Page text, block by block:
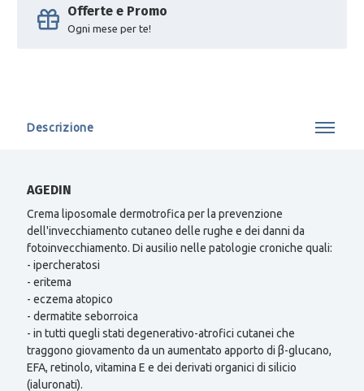
Offerte e Promo
Ogni mese per te!
Descrizione
AGEDIN
Crema liposomale dermotrofica per la prevenzione
dell'invecchiamento cutaneo delle rughe e dei danni da
fotoinvecchiamento. Di ausilio nelle patologie croniche quali:
- ipercheratosi
- eritema
- eczema atopico
- dermatite seborroica
- in tutti quegli stati degenerativo-atrofici cutanei che
traggono giovamento da un aumentato apporto di β-glucano,
EFA, retinolo, vitamina E e dei derivati organici di silicio
(ialuronati).